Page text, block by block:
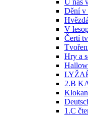
U nás
Dění v
V
Čertí
Hry a
2.B
1.C